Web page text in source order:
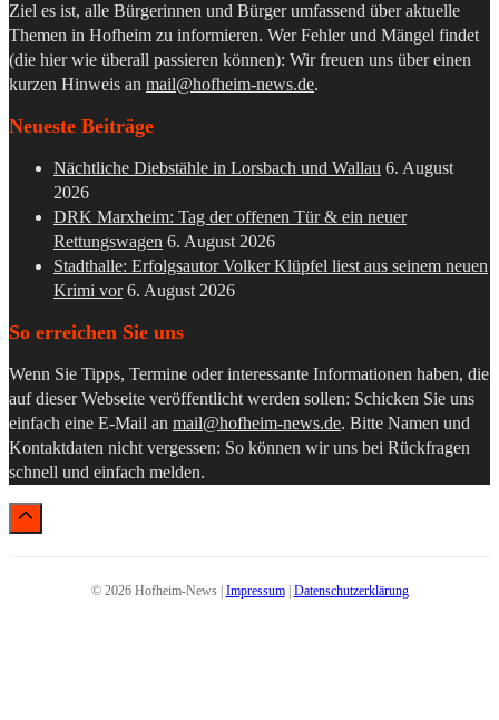
Ziel es ist, alle Bürgerinnen und Bürger umfassend über aktuelle
Themen in Hofheim zu informieren. Wer Fehler und Mängel findet
(die hier wie überall passieren können): Wir freuen uns über einen
kurzen Hinweis an mail@hofheim-news.de.
Neueste Beiträge
Nächtliche Diebstähle in Lorsbach und Wallau 6. August
2026
DRK Marxheim: Tag der offenen Tür & ein neuer
Rettungswagen 6. August 2026
Stadthalle: Erfolgsautor Volker Klüpfel liest aus seinem neuen
Krimi vor 6. August 2026
So erreichen Sie uns
Wenn Sie Tipps, Termine oder interessante Informationen haben, die
auf dieser Webseite veröffentlicht werden sollen: Schicken Sie uns
einfach eine E-Mail an mail@hofheim-news.de. Bitte Namen und
Kontaktdaten nicht vergessen: So können wir uns bei Rückfragen
schnell und einfach melden.
© 2026 Hofheim-News | Impressum| Datenschutzerklärung